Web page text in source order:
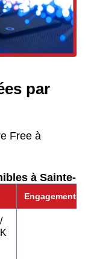
par
Free à
à Sainte-
Engagement